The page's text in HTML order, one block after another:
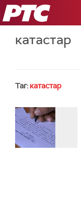
РТС
катастар
Таг: катастар